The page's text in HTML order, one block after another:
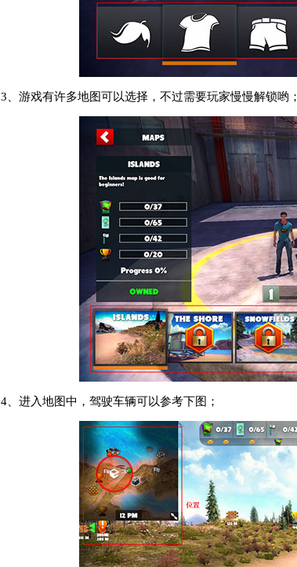
3、游戏有许多地图可以选择，不过需要玩家慢慢解锁哟；
4、进入地图中，驾驶车辆可以参考下图；